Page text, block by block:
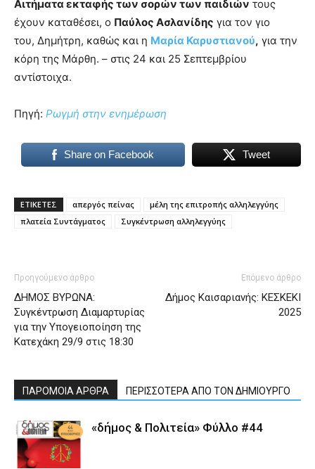
Αιτήματα εκταφής των σορών των παιδιών τους
έχουν καταθέσει, ο Παύλος Ασλανίδης για τον γιο
του, Δημήτρη, καθώς και η Μαρία Καρυστιανού, για την
κόρη της Μάρθη. – στις 24 και 25 Σεπτεμβρίου
αντίστοιχα.
Πηγή: Ρωγμή στην ενημέρωση
Share on Facebook Tweet
ΕΤΙΚΕΤΕΣ απεργός πείνας
μέλη της επιτροπής αλληλεγγύης
πλατεία Συντάγματος
Συγκέντρωση αλληλεγγύης
Προηγούμενο άρθρο
ΔΗΜΟΣ ΒΥΡΩΝΑ:
Συγκέντρωση Διαμαρτυρίας
για την Υπογειοποίηση της
Κατεχάκη 29/9 στις 18:30
Επόμενο άρθρο
Δήμος Καισαριανής: ΚΕΣΚΕΚΙ
2025
ΠΑΡΟΜΟΙΑ ΑΡΘΡΑ ΠΕΡΙΣΣΟΤΕΡΑ ΑΠΟ ΤΟΝ ΔΗΜΙΟΥΡΓΟ
«δήμος & Πολιτεία» Φύλλο #44